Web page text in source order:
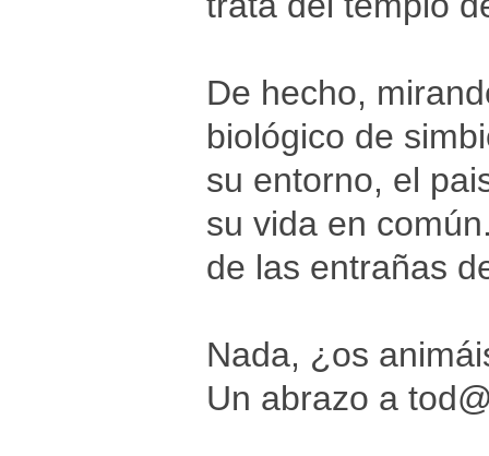
De hecho,
biológico de
su entorno, el
su vida en
de las entrañas
Nada, ¿os
Un abrazo a